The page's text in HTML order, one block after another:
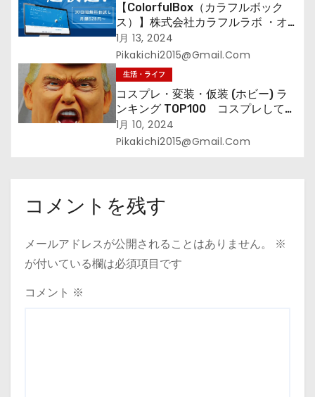
【ColorfulBox（カラフルボック
ス）】株式会社カラフルラボ ・オ
ールインワンの超快速レンタルサー
バーWelcomeキャンペーン！
1月 13, 2024
Pikakichi2015@gmail.com
生活・ライフ
コスプレ・変装・仮装 (ホビー) ラ
ンキング TOP100 コスプレして、
街に出よう！
1月 10, 2024
Pikakichi2015@gmail.com
コメントを残す
メールアドレスが公開されることはありません。
※
が付いている欄は必須項目です
コメント ※